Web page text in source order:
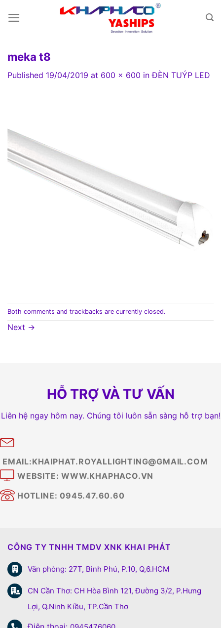
meka t8
Published 19/04/2019 at 600 × 600 inĐÈN TUÝP LED
Both comments and trackbacks are currently closed.
Next →
HỖ TRỢ VÀ TƯ VẤN
Liên hệ ngay hôm nay. Chúng tôi luôn sẵn sàng hỗ trợ bạn!
EMAIL:KHAIPHAT.ROYALLIGHTING@GMAIL.COM
WEBSITE: WWW.KHAPHACO.VN
HOTLINE: 0945.47.60.60
CÔNG TY TNHH TMDV XNK KHAI PHÁT
Văn phòng: 27T, Bình Phú, P.10, Q,6.HCM
CN Cần Thơ: CH Hòa Bình 121, Đường 3/2, P.Hưng
Lợi, Q.Ninh Kiều, TP.Cần Thơ